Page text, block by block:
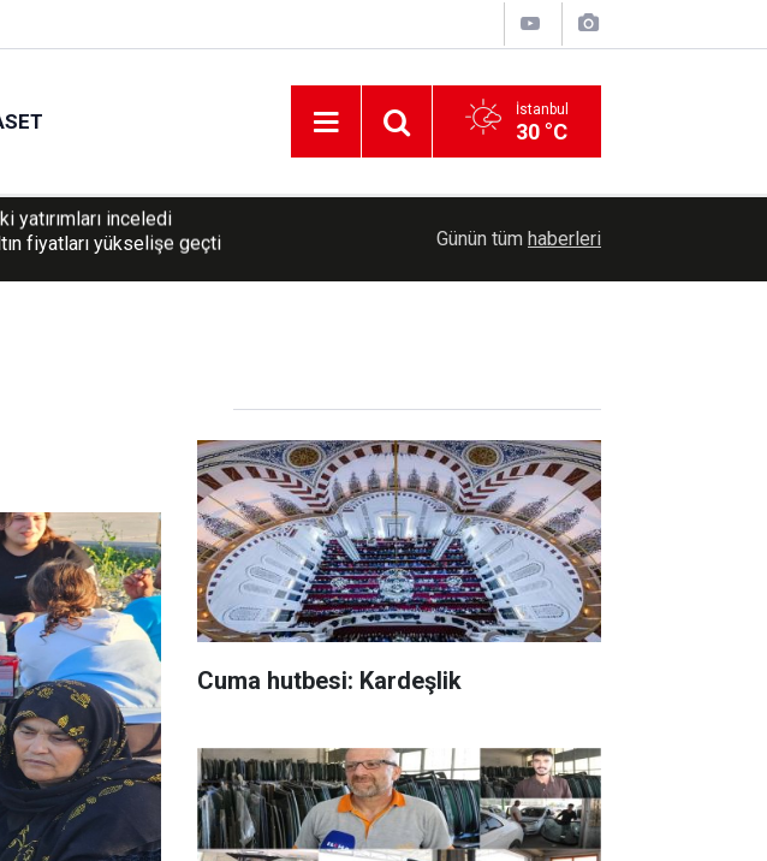
İstanbul
30 °C
fiyatları yükselişe geçti Diyarbakır'da "etçil çekirge" olarak bilinen dev
Günün tüm haberleri
Cuma hutbesi: Kardeşlik